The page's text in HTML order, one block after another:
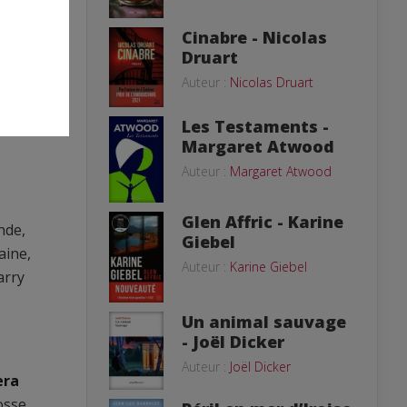
Cinabre - Nicolas
Druart
Auteur : Nicolas Druart
Les Testaments -
Margaret Atwood
Auteur : Margaret Atwood
Glen Affric - Karine
Giebel
Auteur : Karine Giebel
Un animal sauvage
- Joël Dicker
Auteur : Joël Dicker